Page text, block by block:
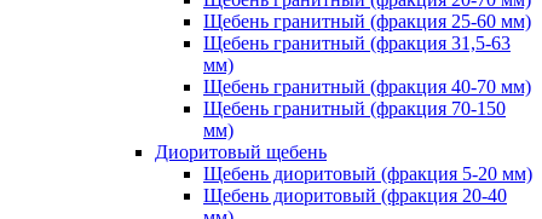
Щебень гранитный (фракция 25-60 мм)
Щебень гранитный (фракция 31,5-63
мм)
Щебень гранитный (фракция 40-70 мм)
Щебень гранитный (фракция 70-150
мм)
Диоритовый щебень
Щебень диоритовый (фракция 5-20 мм)
Щебень диоритовый (фракция 20-40